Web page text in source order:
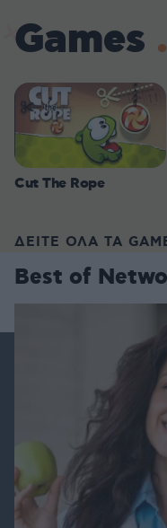
Games
Cut The Rope
ΔΕΙΤΕ ΟΛΑ ΤΑ
Best of